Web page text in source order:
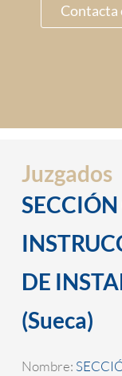
Contacta
Juzgados
DE
(Sueca)
Nombre: